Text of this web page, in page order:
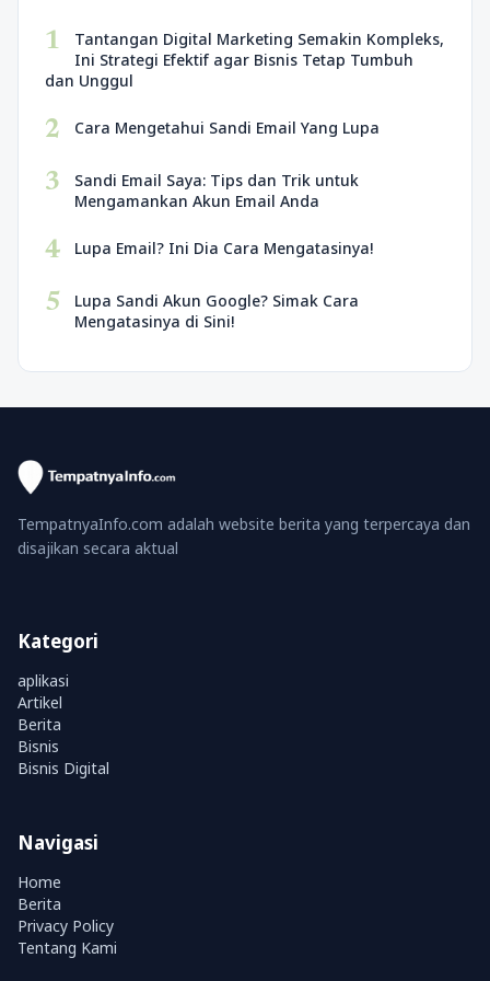
1
Tantangan Digital Marketing Semakin Kompleks,
Ini Strategi Efektif agar Bisnis Tetap Tumbuh
dan Unggul
2 Cara Mengetahui Sandi Email Yang Lupa
3
Sandi Email Saya: Tips dan Trik untuk
Mengamankan Akun Email Anda
4 Lupa Email? Ini Dia Cara Mengatasinya!
5
Lupa Sandi Akun Google? Simak Cara
Mengatasinya di Sini!
TempatnyaInfo.com adalah website berita yang terpercaya dan
disajikan secara aktual
Kategori
aplikasi
Artikel
Berita
Bisnis
Bisnis Digital
Navigasi
Home
Berita
Privacy Policy
Tentang Kami